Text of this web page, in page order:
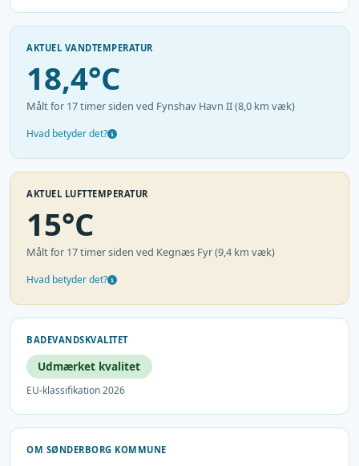
AKTUEL VANDTEMPERATUR
18,4°C
Målt for 17 timer siden ved Fynshav Havn II (8,0 km væk)
Hvad betyder det?
AKTUEL LUFTTEMPERATUR
15°C
Målt for 17 timer siden ved Kegnæs Fyr (9,4 km væk)
Hvad betyder det?
BADEVANDSKVALITET
Udmærket kvalitet
EU-klassifikation 2026
OM SØNDERBORG KOMMUNE